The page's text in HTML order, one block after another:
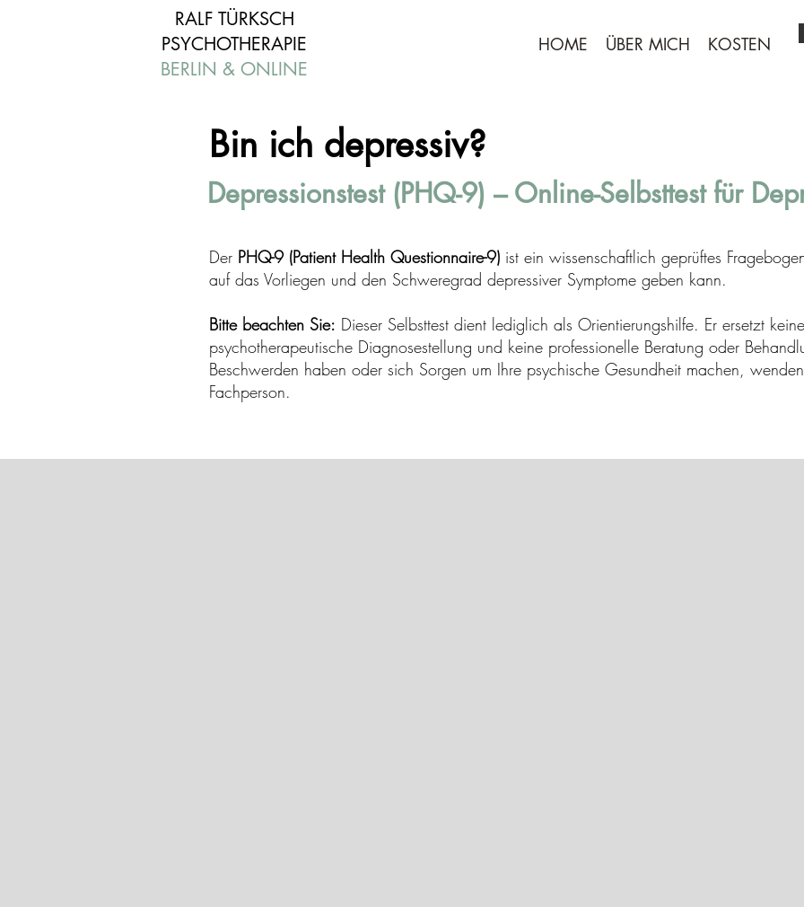
RALF TÜRKSCH
PSYCHOTHERAPIE
BERLIN & ONLINE
HOME ÜBER MICH KOSTEN
Bin ich depressiv?
Depressionstest (PHQ-9) – Online-Selbsttest für
Der PHQ-9 (Patient Health Questionnaire-9) ist ein wissenschaftlich geprüftes
auf das Vorliegen und den Schweregrad depressiver Symptome geben kann.
Bitte beachten Sie: Dieser Selbsttest dient lediglich als Orientierungshilfe. Er ersetzt
psychotherapeutische Diagnosestellung und keine professionelle Beratung oder
Beschwerden haben oder sich Sorgen um Ihre psychische Gesundheit machen,
Fachperson.